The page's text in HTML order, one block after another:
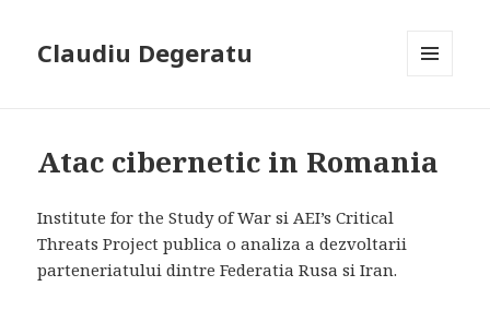
Claudiu Degeratu
Atac cibernetic in Romania
Institute for the Study of War si AEI’s Critical
Threats Project publica o analiza a dezvoltarii
parteneriatului dintre Federatia Rusa si Iran.